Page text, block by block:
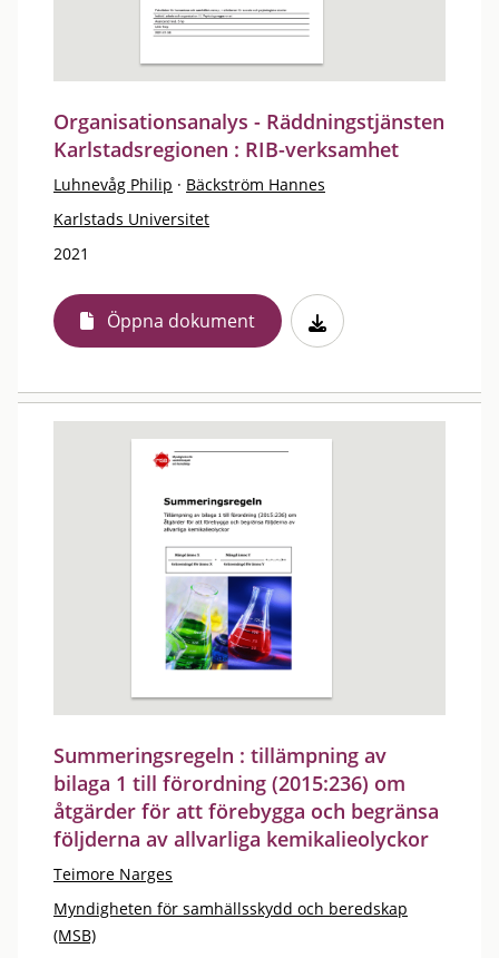
Organisationsanalys - Räddningstjänsten
Karlstadsregionen : RIB-verksamhet
Luhnevåg Philip · Bäckström Hannes
Karlstads Universitet
2021
Öppna dokument
Summeringsregeln : tillämpning av
bilaga 1 till förordning (2015:236) om
åtgärder för att förebygga och begränsa
följderna av allvarliga kemikalieolyckor
Teimore Narges
Myndigheten för samhällsskydd och beredskap
(MSB)